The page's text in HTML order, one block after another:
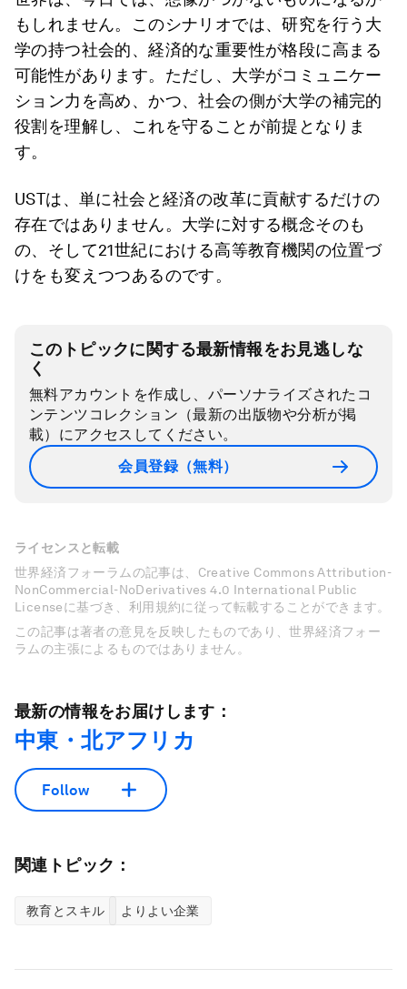
もしれません。このシナリオでは、研究を行う大
学の持つ社会的、経済的な重要性が格段に高まる
可能性があります。ただし、大学がコミュニケー
ション力を高め、かつ、社会の側が大学の補完的
役割を理解し、これを守ることが前提となりま
す。
USTは、単に社会と経済の改革に貢献するだけの
存在ではありません。大学に対する概念そのも
の、そして21世紀における高等教育機関の位置づ
けをも変えつつあるのです。
このトピックに関する最新情報をお見逃しな
く
無料アカウントを作成し、パーソナライズされたコ
ンテンツコレクション（最新の出版物や分析が掲
載）にアクセスしてください。
会員登録（無料）
ライセンスと転載
世界経済フォーラムの記事は、Creative Commons Attribution-
NonCommercial-NoDerivatives 4.0 International Public
Licenseに基づき、利用規約に従って転載することができます。
この記事は著者の意見を反映したものであり、世界経済フォー
ラムの主張によるものではありません。
最新の情報をお届けします：
中東・北アフリカ
Follow
関連トピック：
教育とスキル よりよい企業